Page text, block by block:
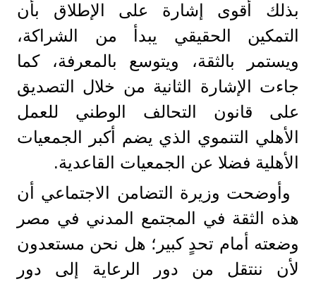
بذلك أقوى إشارة على الإطلاق بأن
التمكين الحقيقي يبدأ من الشراكة،
ويستمر بالثقة، ويتوسع بالمعرفة، كما
جاءت الإشارة الثانية من خلال التصديق
على قانون التحالف الوطني للعمل
الأهلي التنموي الذي يضم أكبر الجمعيات
الأهلية فضلا عن الجمعيات القاعدية.
وأوضحت وزيرة التضامن الاجتماعي أن
هذه الثقة في المجتمع المدني في مصر
وضعته أمام تحدٍ كبير؛ هل نحن مستعدون
لأن ننتقل من دور الرعاية إلى دور